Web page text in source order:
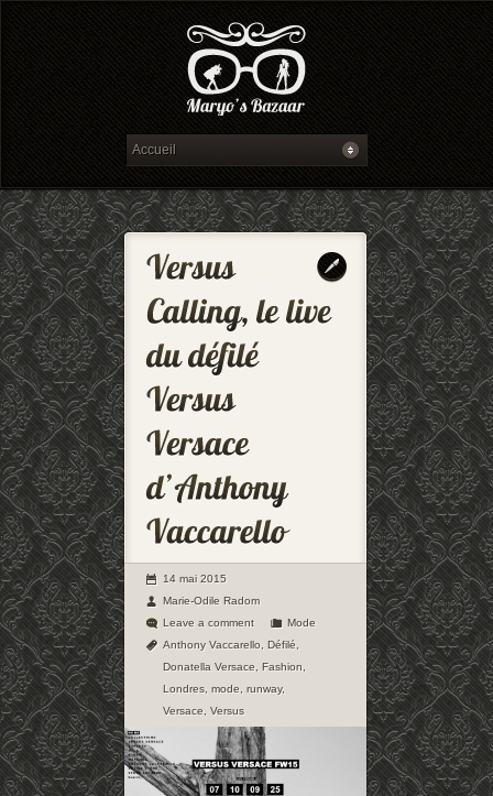
14 mai 2015
Marie-Odile Radom
Leave a comment
Mode
Anthony Vaccarello
Défilé
Donatella Versace
Fashion
Londres mode runway,
Versace
Versus